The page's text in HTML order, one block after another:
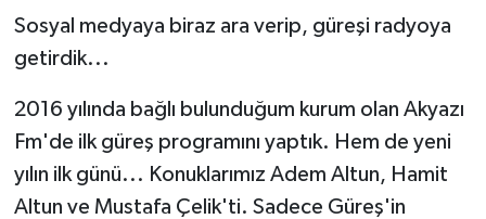
Sosyal medyaya biraz ara verip, güreşi radyoya
getirdik...
2016 yılında bağlı bulunduğum kurum olan Akyazı
Fm'de ilk güreş programını yaptık. Hem de yeni
yılın ilk günü... Konuklarımız Adem Altun, Hamit
Altun ve Mustafa Çelik'ti. Sadece Güreş'in